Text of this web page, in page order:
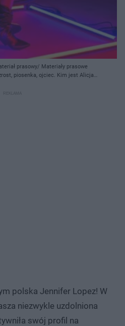
prasowy/ Materiały prasowe
piosenka, ojciec. Kim jest Alicja
polska Jennifer Lopez! W
niezwykle uzdolniona
swój profil na